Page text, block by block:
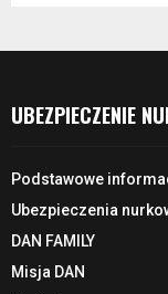
UBEZPIECZENIE
Podstawowe
Ubezpieczenia
DAN FAMILY
Misja DAN